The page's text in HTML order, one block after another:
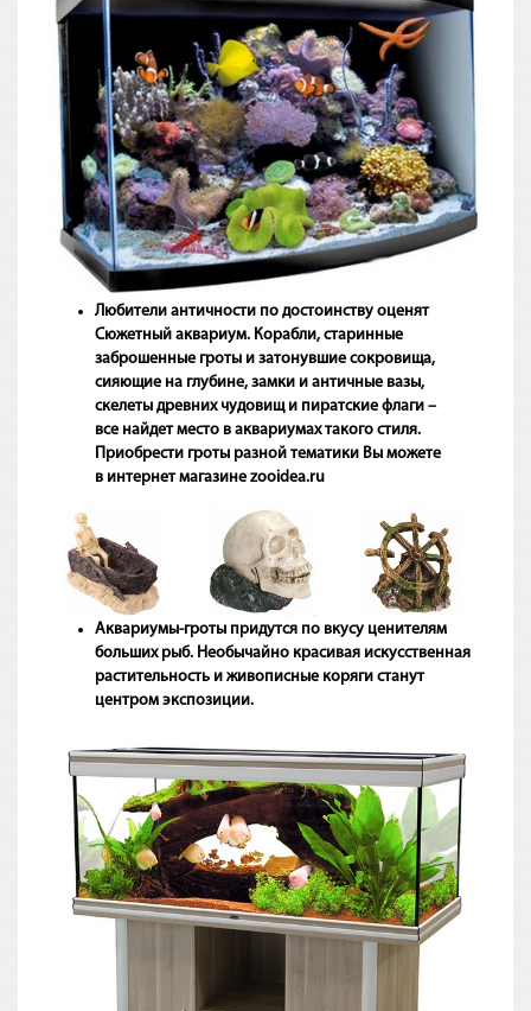
Любители античности по достоинству оценят
Сюжетный аквариум. Корабли, старинные
заброшенные гроты и затонувшие сокровища,
сияющие на глубине, замки и античные вазы,
скелеты древних чудовищ и пиратские флаги –
все найдет место в аквариумах такого стиля.
Приобрести гроты разной тематики Вы можете
в интернет магазине zooidea.ru
Аквариумы-гроты придутся по вкусу ценителям
больших рыб. Необычайно красивая искусственная
растительность и живописные коряги станут
центром экспозиции.